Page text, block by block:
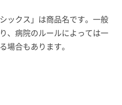
ックス」は商品名です。一般
、病院のルールによっては一
場合もあります。